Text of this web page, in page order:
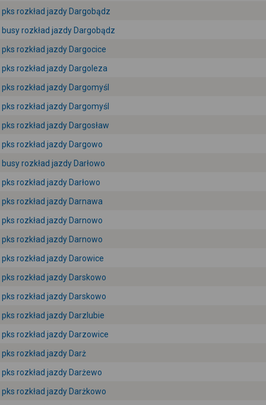
pks rozkład jazdy Dargobądz
busy rozkład jazdy Dargobądz
pks rozkład jazdy Dargocice
pks rozkład jazdy Dargoleza
pks rozkład jazdy Dargomyśl
pks rozkład jazdy Dargomyśl
pks rozkład jazdy Dargosław
pks rozkład jazdy Dargowo
busy rozkład jazdy Darłowo
pks rozkład jazdy Darłowo
pks rozkład jazdy Darnawa
pks rozkład jazdy Darnowo
pks rozkład jazdy Darnowo
pks rozkład jazdy Darowice
pks rozkład jazdy Darskowo
pks rozkład jazdy Darskowo
pks rozkład jazdy Darzlubie
pks rozkład jazdy Darzowice
pks rozkład jazdy Darż
pks rozkład jazdy Darżewo
pks rozkład jazdy Darżkowo